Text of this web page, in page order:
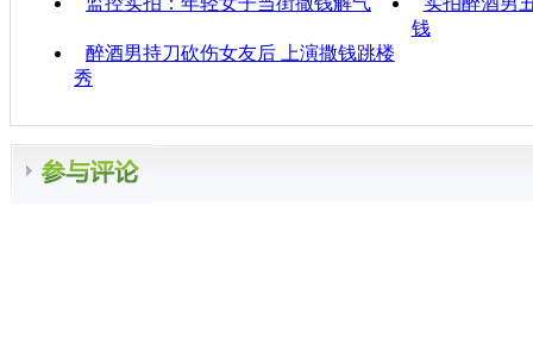
钱
醉酒男持刀砍伤女友后 上演撒钱跳楼
秀